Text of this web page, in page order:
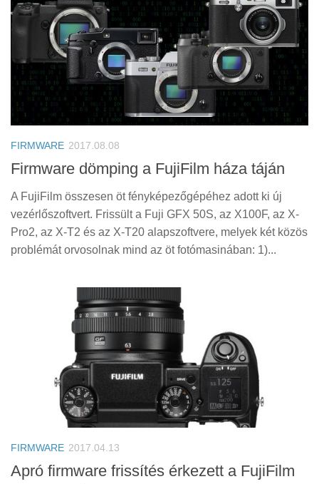
FIRMWARE 2017.08.08
Firmware dömping a FujiFilm háza táján
A FujiFilm összesen öt fényképezőgépéhez adott ki új
vezérlőszoftvert. Frissült a Fuji GFX 50S, az X100F, az X-
Pro2, az X-T2 és az X-T20 alapszoftvere, melyek két közös
problémát orvosolnak mind az öt fotómasinában: 1)...
FIRMWARE 2017.04.13
Apró firmware frissítés érkezett a FujiFilm